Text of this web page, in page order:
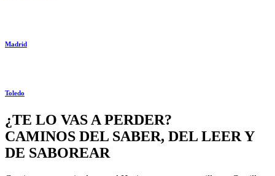
Madrid
Toledo
¿TE LO VAS A PERDER?
CAMINOS DEL SABER, DEL LEER Y
DE SABOREAR